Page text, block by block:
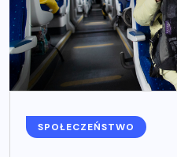
SPOŁECZEŃSTWO